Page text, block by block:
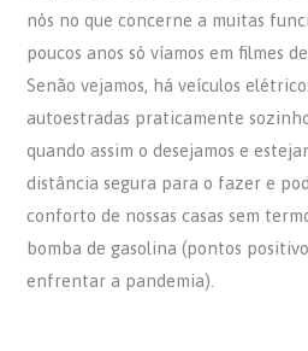
nós no que concerne a muitas
poucos anos só víamos em filmes
Senão vejamos, há veículos
autoestradas praticamente
quando assim o desejamos e
distância segura para o fazer e
conforto de nossas casas sem
bomba de gasolina (pontos
enfrentar a pandemia).